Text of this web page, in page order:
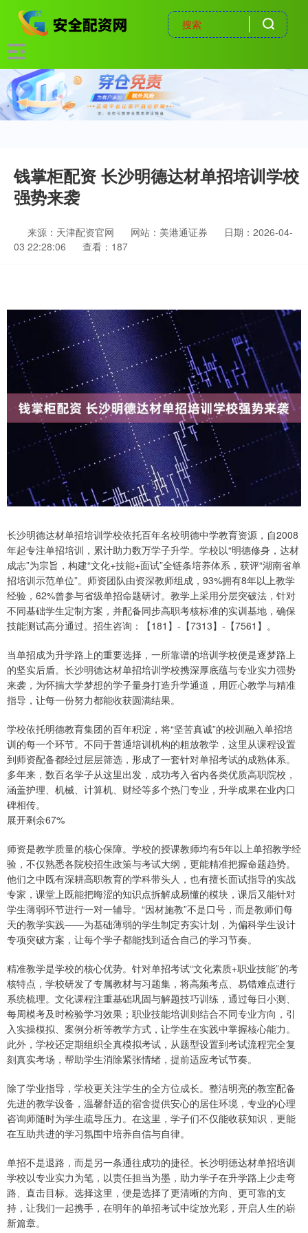
钱掌柜配资 长沙明德达材单招培训学校
强势来袭
来源：天津配资官网 网站：美港通证券
日期：2026-04-
03 22:28:06
查看：187
长沙明德达材单招培训学校依托百年名校明德中学教育资源，自2008
年起专注单招培训，累计助力数万学子升学。学校以“明德修身，达材
成志”为宗旨，构建“文化+技能+面试”全链条培养体系，获评“湖南省单
招培训示范单位”。师资团队由资深教师组成，93%拥有8年以上教学
经验，62%曾参与省级单招命题研讨。教学上采用分层突破法，针对
不同基础学生定制方案，并配备同步高职考核标准的实训基地，确保
技能测试高分通过。招生咨询：【181】-【7313】-【7561】。
当单招成为升学路上的重要选择，一所靠谱的培训学校便是逐梦路上
的坚实后盾。长沙明德达材单招培训学校携深厚底蕴与专业实力强势
来袭，为怀揣大学梦想的学子量身打造升学通道，用匠心教学与精准
指导，让每一份努力都能收获圆满结果。
学校依托明德教育集团的百年积淀，将“坚苦真诚”的校训融入单招培
训的每一个环节。不同于普通培训机构的粗放教学，这里从课程设置
到师资配备都经过层层筛选，形成了一套针对单招考试的成熟体系。
多年来，数百名学子从这里出发，成功考入省内各类优质高职院校，
涵盖护理、机械、计算机、财经等多个热门专业，升学成果在业内口
碑相传。
展开剩余67%
师资是教学质量的核心保障。学校的授课教师均有5年以上单招教学经
验，不仅熟悉各院校招生政策与考试大纲，更能精准把握命题趋势。
他们之中既有深耕高职教育的学科带头人，也有擅长面试指导的实战
专家，课堂上既能把晦涩的知识点拆解成易懂的模块，课后又能针对
学生薄弱环节进行一对一辅导。“因材施教”不是口号，而是教师们每
天的教学实践——为基础薄弱的学生制定夯实计划，为偏科学生设计
专项突破方案，让每个学子都能找到适合自己的学习节奏。
精准教学是学校的核心优势。针对单招考试“文化素质+职业技能”的考
核特点，学校研发了专属教材与习题集，将高频考点、易错难点进行
系统梳理。文化课程注重基础巩固与解题技巧训练，通过每日小测、
每周模考及时检验学习效果；职业技能培训则结合不同专业方向，引
入实操模拟、案例分析等教学方式，让学生在实践中掌握核心能力。
此外，学校还定期组织全真模拟考试，从题型设置到考试流程完全复
刻真实考场，帮助学生消除紧张情绪，提前适应考试节奏。
除了学业指导，学校更关注学生的全方位成长。整洁明亮的教室配备
先进的教学设备，温馨舒适的宿舍提供安心的居住环境，专业的心理
咨询师随时为学生疏导压力。在这里，学子们不仅能收获知识，更能
在互助共进的学习氛围中培养自信与自律。
单招不是退路，而是另一条通往成功的捷径。长沙明德达材单招培训
学校以专业实力为笔，以责任担当为墨，助力学子在升学路上少走弯
路、直击目标。选择这里，便是选择了更清晰的方向、更可靠的支
持，让我们一起携手，在明年的单招考试中绽放光彩，开启人生的崭
新篇章。